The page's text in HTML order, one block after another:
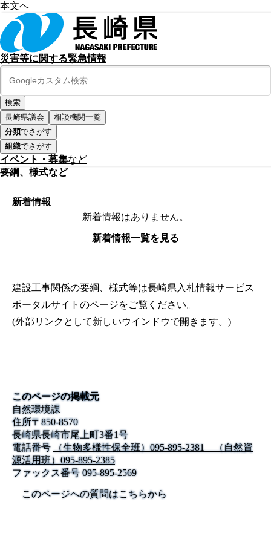
本文へ
災害等に関する緊急情報
長崎県議会
相談機関一覧
分類でさがす
組織でさがす
イベント・募集など
要綱、様式など
新着情報
新着情報はありません。
新着情報一覧を見る
建設工事関係の要綱、様式等は長崎県入札情報サービス
ポータルサイト のページをご覧ください。
(外部リンクとして新しいウインドウで開きます。)
このページの掲載元
自然環境課
住所〒850-8570
長崎県長崎市尾上町3番1号
電話番号
（生物多様性保全班）095-895-2381 （自然資
源活用班）095-895-2385
ファックス番号095-895-2569
このページへの質問はこちらから